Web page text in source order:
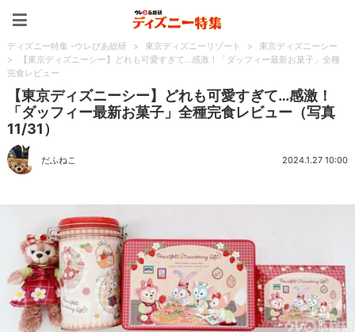
ディズニー特集 -ウレぴあ総研 > 東京ディズニーリゾート >
東京ディズニーシー
>
【東京ディズニーシー】どれも可愛すぎて…感激！「ダッフィー最新お菓子」全種
完食レビュー
【東京ディズニーシー】どれも可愛すぎて…感激！
「ダッフィー最新お菓子」全種完食レビュー（写真
11/31）
だふねこ 2024.1.27 10:00